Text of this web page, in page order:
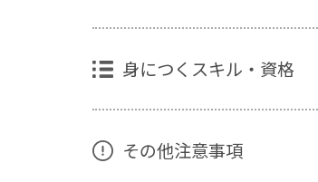
身につくスキル・資格
その他注意事項